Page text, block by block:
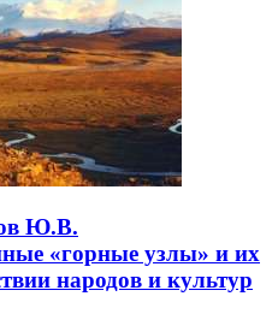
Ю.В.
«горные узлы» и их
народов и культур